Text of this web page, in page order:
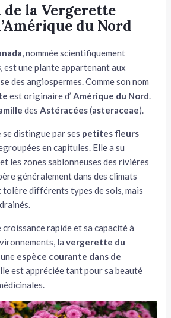
la Vergerette
du Nord
, nommée scientifiquement
, est une plante appartenant aux
des angiospermes. Comme son nom
est originaire d’Amérique du Nord.
desAstéracées(asteraceae).
se distingue par ses petites fleurs
en capitules. Elle a su
les zones sablonneuses des rivières
généralement dans des climats
tolère différents types de sols, mais
croissance rapide et sa capacité à
lavergerette du
espèce courante dans de
est appréciée tant pour sa beauté